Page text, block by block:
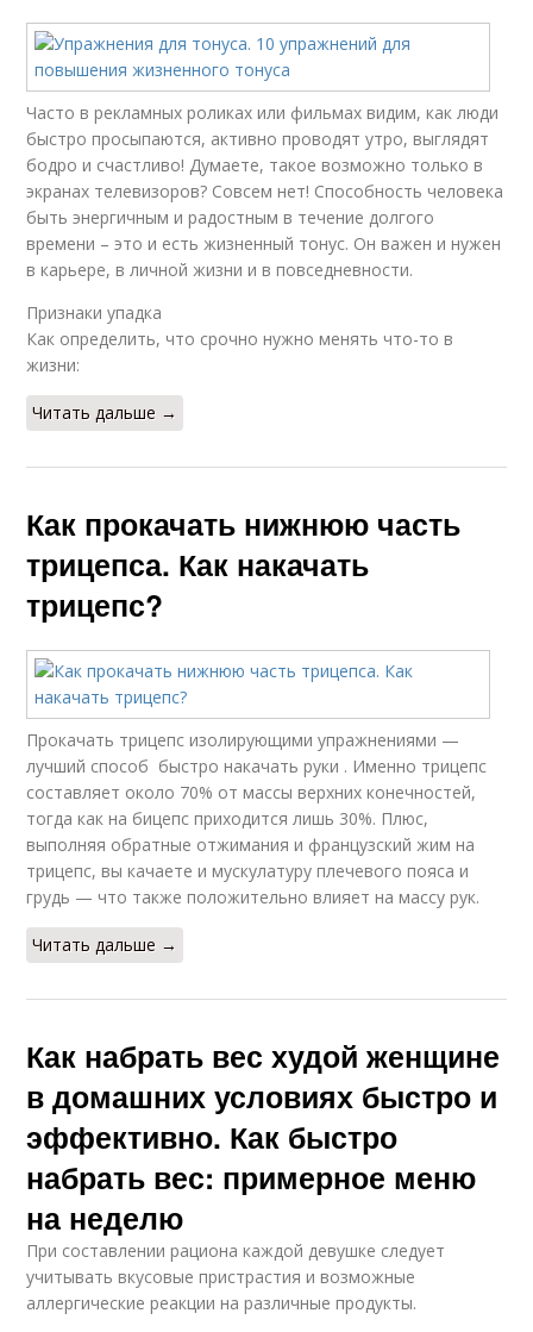
Часто в рекламных роликах или фильмах видим, как люди
быстро просыпаются, активно проводят утро, выглядят
бодро и счастливо! Думаете, такое возможно только в
экранах телевизоров? Совсем нет! Способность человека
быть энергичным и радостным в течение долгого
времени – это и есть жизненный тонус. Он важен и нужен
в карьере, в личной жизни и в повседневности.
Признаки упадка
Как определить, что срочно нужно менять что-то в
жизни:
Читать дальше →
Как прокачать нижнюю часть
трицепса. Как накачать
трицепс?
Прокачать трицепс изолирующими упражнениями —
лучший способ быстро накачать руки . Именно трицепс
составляет около 70% от массы верхних конечностей,
тогда как на бицепс приходится лишь 30%. Плюс,
выполняя обратные отжимания и французский жим на
трицепс, вы качаете и мускулатуру плечевого пояса и
грудь — что также положительно влияет на массу рук.
Читать дальше →
Как набрать вес худой женщине
в домашних условиях быстро и
эффективно. Как быстро
набрать вес: примерное меню
на неделю
При составлении рациона каждой девушке следует
учитывать вкусовые пристрастия и возможные
аллергические реакции на различные продукты.